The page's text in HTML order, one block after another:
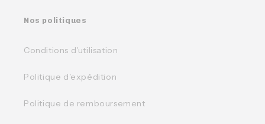
Nos politiques
Conditions d'utilisation
Politique d'expédition
Politique de remboursement